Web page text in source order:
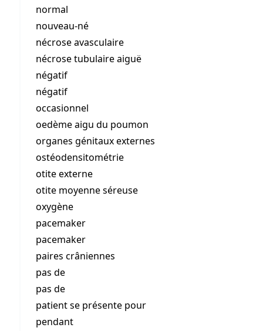
normal
nouveau-né
nécrose avasculaire
nécrose tubulaire aiguë
négatif
négatif
occasionnel
oedème aigu du poumon
organes génitaux externes
ostéodensitométrie
otite externe
otite moyenne séreuse
oxygène
pacemaker
pacemaker
paires crâniennes
pas de
pas de
patient se présente pour
pendant